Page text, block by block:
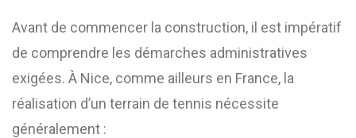
Avant de commencer la construction, il est impératif
de comprendre les démarches administratives
exigées. À Nice, comme ailleurs en France, la
réalisation d’un terrain de tennis nécessite
généralement :